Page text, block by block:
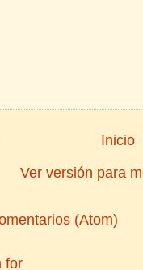
Inicio
Ver versión para
(Atom)